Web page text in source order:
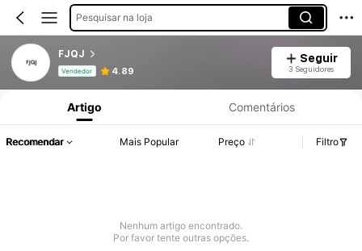
Pesquisar na loja
FJQJ
Vendedor 4.89
Seguir
3 Seguidores
Informações do Produto: Divulgação de Preço, Vendas e Detalhes de Stock.
Artigo Comentários
Recomendar Mais Popular Preço Filtro
Nenhum artigo encontrado.
Por favor tente outras opções.